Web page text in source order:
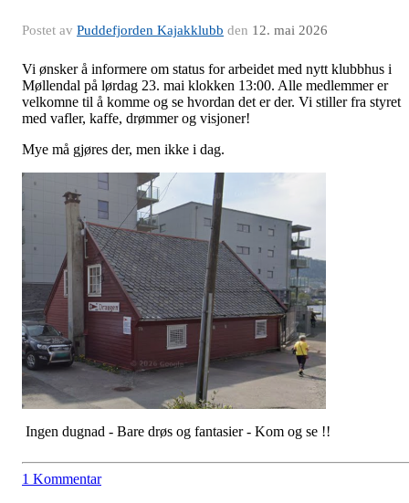
Postet av Puddefjorden Kajakklubb den 12. mai 2026
Vi ønsker å informere om status for arbeidet med nytt klubbhus i
Møllendal på lørdag 23. mai klokken 13:00. Alle medlemmer er
velkomne til å komme og se hvordan det er der. Vi stiller fra styret
med vafler, kaffe, drømmer og visjoner!
Mye må gjøres der, men ikke i dag.
Ingen dugnad - Bare drøs og fantasier - Kom og se !!
1 Kommentar